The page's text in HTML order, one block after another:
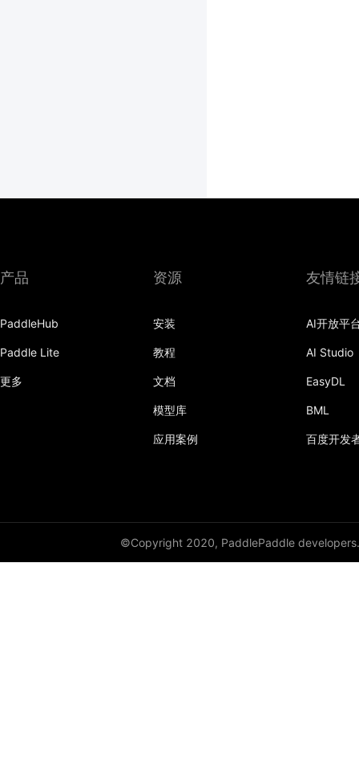
产品
PaddleHub
Paddle Lite
更多
资源
安装
教程
文档
模型库
应用案例
友情链
AI开放平
AI Studio
EasyDL
BML
百度开发
©Copyright 2020, PaddlePaddle developers.